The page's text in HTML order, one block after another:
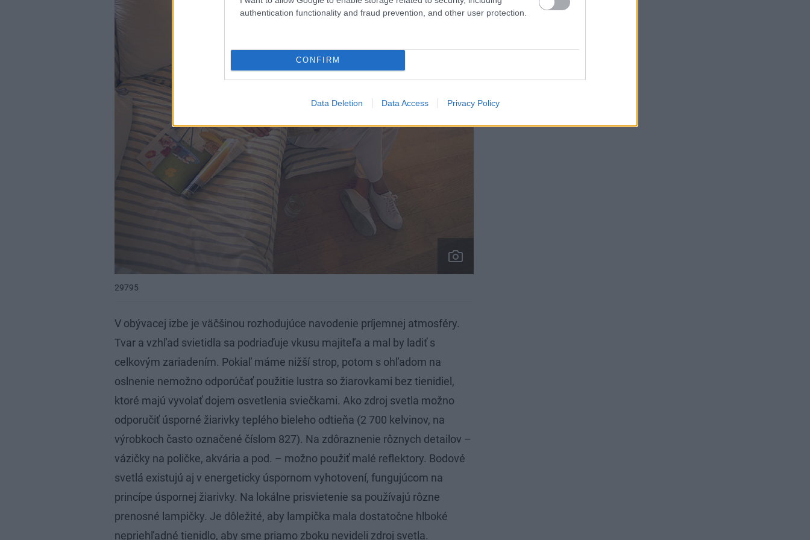
authentication functionality and fraud prevention, and other user protection.
CONFIRM
Data Deletion Data Access Privacy Policy
29795
V obývacej izbe je väčšinou rozhodujúce navodenie príjemnej atmosféry.
Tvar a vzhľad svietidla sa podriaďuje vkusu majiteľa a mal by ladiť s
celkovým zariadením. Pokiaľ máme nižší strop, potom s ohľadom na
oslnenie nemožno odporúčať použitie lustra so žiarovkami bez tienidiel,
ktoré majú vyvolať dojem osvetlenia sviečkami. Ako zdroj svetla možno
odporučiť úsporné žiarivky teplého bieleho odtieňa (2 700 kelvinov, na
výrobkoch často označené číslom 827). Na zdôraznenie rôznych detailov –
vázičky na poličke, akvária a pod. – možno použiť malé reflektory. Bodové
svetlá existujú aj v energeticky úspornom vyhotovení, fungujúcom na
princípe úspornej žiarivky. Na lokálne prisvietenie sa používajú rôzne
prenosné lampičky. Je dôležité, aby lampička mala dostatočne hlboké
nepriehľadné tienidlo, aby sme priamo zboku nevideli zdroj svetla.